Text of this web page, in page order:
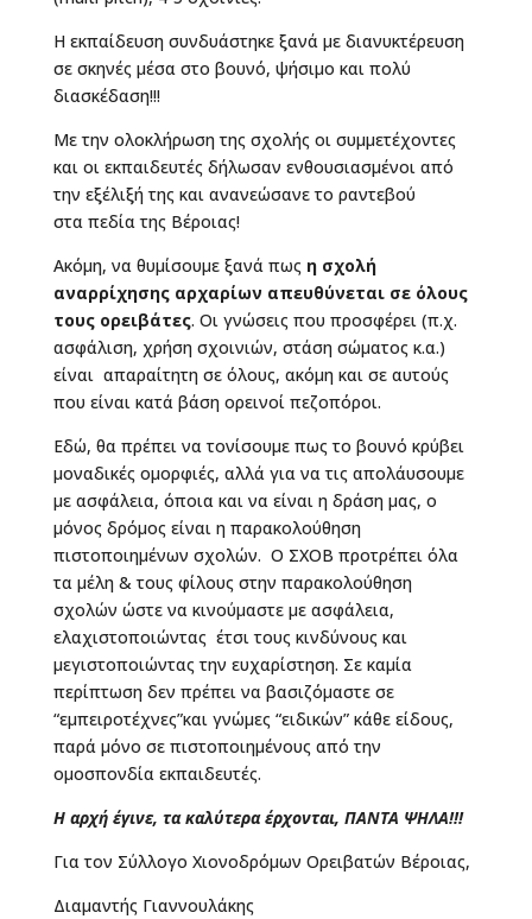
Η εκπαίδευση συνδυάστηκε ξανά με διανυκτέρευση
σε σκηνές μέσα στο βουνό, ψήσιμο και πολύ
διασκέδαση!!!
Με την ολοκλήρωση της σχολής οι συμμετέχοντες
και οι εκπαιδευτές δήλωσαν ενθουσιασμένοι από
την εξέλιξή της και ανανεώσανε το ραντεβού
στα πεδία της Βέροιας!
Ακόμη, να θυμίσουμε ξανά πως η σχολή
αναρρίχησης αρχαρίων απευθύνεται σε όλους
τους ορειβάτες. Οι γνώσεις που προσφέρει (π.χ.
ασφάλιση, χρήση σχοινιών, στάση σώματος κ.α.)
είναι απαραίτητη σε όλους, ακόμη και σε αυτούς
που είναι κατά βάση ορεινοί πεζοπόροι.
Εδώ, θα πρέπει να τονίσουμε πως το βουνό κρύβει
μοναδικές ομορφιές, αλλά για να τις απολάυσουμε
με ασφάλεια, όποια και να είναι η δράση μας, ο
μόνος δρόμος είναι η παρακολούθηση
πιστοποιημένων σχολών. Ο ΣΧΟΒ προτρέπει όλα
τα μέλη & τους φίλους στην παρακολούθηση
σχολών ώστε να κινούμαστε με ασφάλεια,
ελαχιστοποιώντας έτσι τους κινδύνους και
μεγιστοποιώντας την ευχαρίστηση. Σε καμία
περίπτωση δεν πρέπει να βασιζόμαστε σε
“εμπειροτέχνες”και γνώμες “ειδικών” κάθε είδους,
παρά μόνο σε πιστοποιημένους από την
ομοσπονδία εκπαιδευτές.
Η αρχή έγινε, τα καλύτερα έρχονται, ΠΑΝΤΑ ΨΗΛΑ!!!
Για τον Σύλλογο Χιονοδρόμων Ορειβατών Βέροιας,
Διαμαντής Γιαννουλάκης